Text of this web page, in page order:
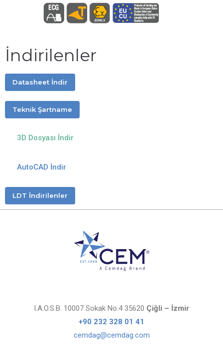
İndirilenler
Datasheet İndir
Teknik Şartname
3D Dosyası İndir
AutoCAD İndir
LDT İndirilenler
I.A.O.S.B. 10007 Sokak No:4 35620 Çiğli – İzmir
+90 232 328 01 41
cemdag@cemdag.com